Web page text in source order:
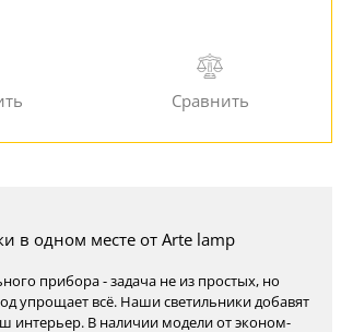
в одном месте от Arte lamp
прибора - задача не из простых, но
упрощает всё. Наши светильники добавят
интерьер. В наличии модели от эконом-